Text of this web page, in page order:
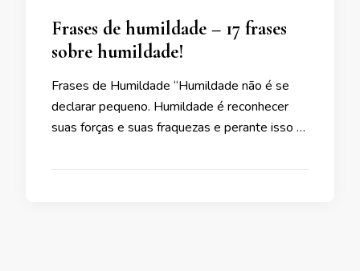
Frases de humildade – 17 frases
sobre humildade!
Frases de Humildade “Humildade não é se
declarar pequeno. Humildade é reconhecer
suas forças e suas fraquezas e perante isso …